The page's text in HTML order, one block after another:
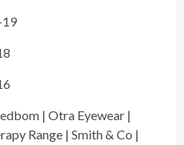
19
| Otra Eyewear |
Range | Smith & Co |